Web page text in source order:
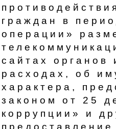
граждан в
операции»
сайтах органов
расходах, об
характера,
законом от 25
коррупции» и